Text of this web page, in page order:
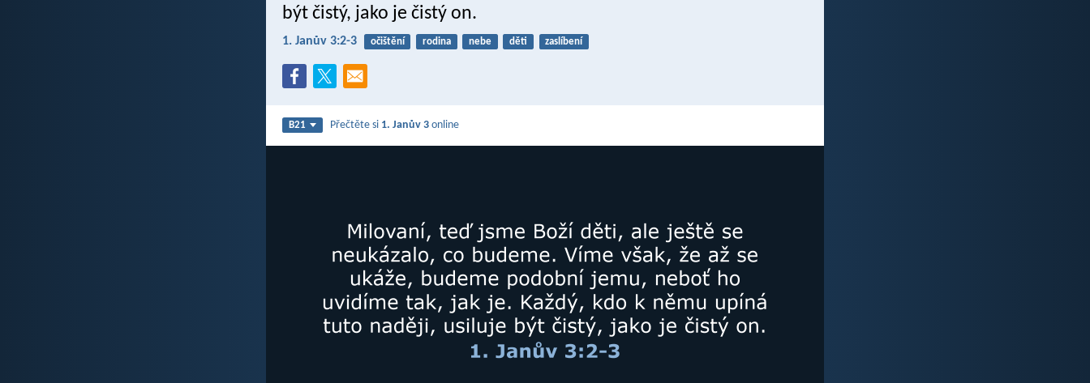
být čistý, jako je čistý on.
1. Janův 3:2-3 očištění rodina nebe děti zaslíbení
B21 Přečtěte si 1. Janův 3 online